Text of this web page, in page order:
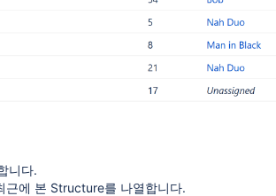
니다.
근에 본 Structure를 나열합니다.